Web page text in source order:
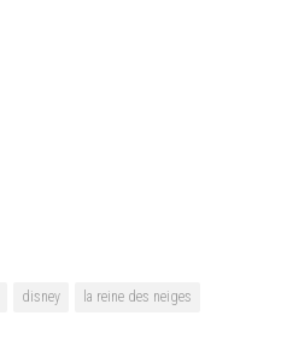
disney
la reine des neiges